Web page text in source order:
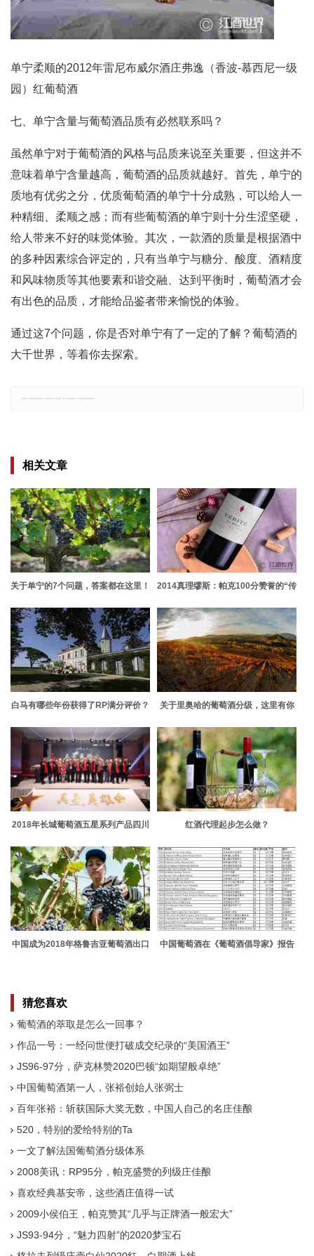
单宁柔顺的2012年雷尼布威尔酒庄弗逸（香波-慕西尼一级
园）红葡萄酒
七、单宁含量与葡萄酒品质有必然联系吗？
虽然单宁对于葡萄酒的风格与品质来说至关重要，但这并不
意味着单宁含量越高，葡萄酒的品质就越好。首先，单宁的
质地有优劣之分，优质葡萄酒的单宁十分成熟，可以给人一
种精细、柔顺之感；而有些葡萄酒的单宁则十分生涩坚硬，
给人带来不好的味觉体验。其次，一款酒的质量是根据酒中
的多种因素综合评定的，只有当单宁与糖分、酸度、酒精度
和风味物质等其他要素和谐交融、达到平衡时，葡萄酒才会
有出色的品质，才能给品鉴者带来愉悦的体验。
通过这7个问题，你是否对单宁有了一定的了解？葡萄酒的
大千世界，等着你去探索。
相关文章
关于单宁的7个问题，答案都在这里！
2014真理缪斯：帕克100分赞誉的“传
白马有哪些年份获得了RP满分评价？
关于里奥哈的葡萄酒分级，这里有你
2018年长城葡萄酒五星系列产品四川
红酒代理起步怎么做？
中国成为2018年格鲁吉亚葡萄酒出口
中国葡萄酒在《葡萄酒倡导家》报告
猜您喜欢
葡萄酒的萃取是怎么一回事？
作品一号：一经问世便打破成交纪录的“美国酒王”
JS96-97分，萨克林赞2020巴顿“如期望般卓绝”
中国葡萄酒第一人，张裕创始人张弼士
百年张裕：斩获国际大奖无数，中国人自己的名庄佳酿
520，特别的爱给特别的Ta
一文了解法国葡萄酒分级体系
2008美讯：RP95分，帕克盛赞的列级庄佳酿
喜欢经典基安帝，这些酒庄值得一试
2009小侯伯王，帕克赞其“几乎与正牌酒一般宏大”
JS93-94分，“魅力四射”的2020梦宝石